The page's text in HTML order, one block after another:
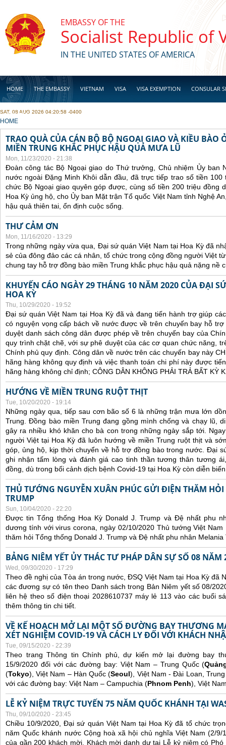
EMBASSY OF THE
Socialist Republic of
IN THE UNITED STATES OF AMERICA
HOME THE EMBASSY VIETNAM VISA VISA EXEMPTION CONSULAR
BUSINESS
SAT, 08 AUG 2026 04:20:58 -0400
YOU ARE HERE
HOME
TRAO QUÀ CỦA CÁN BỘ BỘ NGOẠI GIAO VÀ KIỀU BÀO
MIỀN TRUNG KHẮC PHỤC HẬU QUẢ MƯA LŨ
Mon, 11/23/2020 - 21:38
Đoàn công tác Bộ Ngoại giao do Thứ trưởng, Chủ nhiệm Ủy ban
nước ngoài Đặng Minh Khôi dẫn đầu, đã trực tiếp trao số tiền 100
chức Bộ Ngoại giao quyên góp được, cùng số tiền 200 triệu đồng
Hoa Kỳ ủng hộ, cho Ủy ban Mặt trận Tổ quốc Việt Nam tỉnh Nghệ
hậu quả thiên tai, ổn định cuộc sống.
THƯ CẢM ƠN
Mon, 11/16/2020 - 13:29
Trong những ngày vừa qua, Đại sứ quán Việt Nam tại Hoa Kỳ đã
sẻ của đông đảo các cá nhân, tổ chức trong cộng đồng người Việt
chung tay hỗ trợ đồng bào miền Trung khắc phục hậu quả nặng nề
KHUYẾN CÁO NGÀY 29 THÁNG 10 NĂM 2020 CỦA ĐẠI
HOA KỲ
Thu, 10/29/2020 - 19:52
Đại sứ quán Việt Nam tại Hoa Kỳ đã và đang tiến hành trợ giúp
có nguyện vọng cấp bách về nước được về trên chuyến bay hỗ
duyệt danh sách công dân được phép về trên chuyến bay của
quy trình chặt chẽ, với sự phê duyệt của các cơ quan chức năng,
Chính phủ quy định. Công dân về nước trên các chuyến bay này
hãng hàng không quy định và việc thanh toán chi phí này được
hãng hàng không chỉ định; CÔNG DÂN KHÔNG PHẢI TRẢ BẤT KỲ
HƯỚNG VỀ MIỀN TRUNG RUỘT THỊT
Tue, 10/20/2020 - 19:14
Những ngày qua, tiếp sau cơn bão số 6 là những trận mưa lớn
Trung. Đồng bào miền Trung đang gồng mình chống và chạy lũ,
gây ra nhiều khó khăn cho bà con trong những ngày sắp tới.
người Việt tại Hoa Kỳ đã luôn hướng về miền Trung ruột thịt và
góp, ủng hộ, kịp thời chuyển về hỗ trợ đồng bào trong nước. Đại
ghi nhận tấm lòng và đánh giá cao tinh thần tương thân tương
đồng, dù trong bối cảnh dịch bệnh Covid-19 tại Hoa Kỳ còn diễn
THỦ TƯỚNG NGUYỄN XUÂN PHÚC GỬI ĐIỆN THĂM
TRUMP
Sun, 10/04/2020 - 22:20
Được tin Tổng thống Hoa Kỳ Donald J. Trump và Đệ nhất phu
dương tính với virus corona, ngày 02/10/2020 Thủ tướng Việt Nam
thăm hỏi Tổng thống Donald J. Trump và Đệ nhất phu nhân Melania
BẢNG NIÊM YẾT ỦY THÁC TƯ PHÁP DÂN SỰ SỐ 08 NĂM
Wed, 09/30/2020 - 17:29
Theo đề nghị của Tòa án trong nước, ĐSQ Việt Nam tại Hoa Kỳ đã
các đương sự có tên theo Danh sách trong Bản Niêm yết số 08/
liên hệ theo số điện thoại 2028610737 máy lẻ 113 vào các buổi
thêm thông tin chi tiết.
VỀ KẾ HOẠCH MỞ LẠI MỘT SỐ ĐƯỜNG BAY THƯƠNG
XÉT NGHIỆM COVID-19 VÀ CÁCH LY ĐỐI VỚI KHÁCH
Tue, 09/15/2020 - 22:39
Theo trang Thông tin Chính phủ, dự kiến mở lại đường bay
15/9/2020 đối với các đường bay: Việt Nam – Trung Quốc (
(Tokyo), Việt Nam – Hàn Quốc (Seoul), Việt Nam - Đài Loan,
với các đường bay: Việt Nam – Campuchia (Phnom Penh), Việt
LỄ KỶ NIỆM TRỰC TUYẾN 75 NĂM QUỐC KHÁNH TẠI
Thu, 09/10/2020 - 23:45
Chiều 10/9/2020, Đại sứ quán Việt Nam tại Hoa Kỳ đã tổ chức
năm Quốc khánh nước Cộng hoà xã hội chủ nghĩa Việt Nam (2/
của gần 200 khách mời. Khách mời danh dự tại Lễ kỷ niệm có